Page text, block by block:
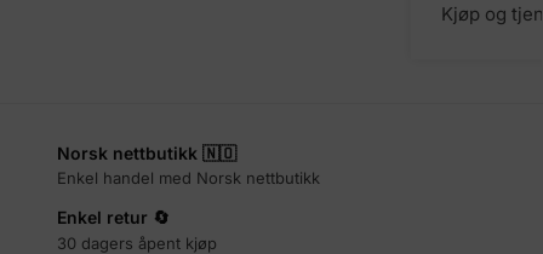
Kjøp og
Norsk nettbutikk 🇳🇴
Enkel handel med Norsk nettbutikk
Enkel retur 🔄
30 dagers åpent kjøp